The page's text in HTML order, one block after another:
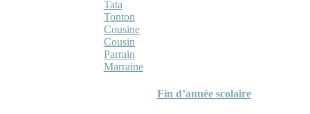
Tata
Tonton
Cousine
Cousin
Parrain
Marraine
Fin d’année scolaire